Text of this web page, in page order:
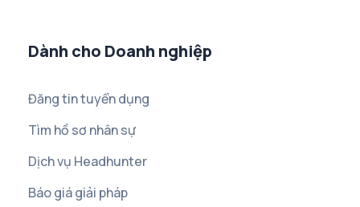
Dành cho Doanh nghiệp
Đăng tin tuyển dụng
Tìm hồ sơ nhân sự
Dịch vụ Headhunter
Báo giá giải pháp